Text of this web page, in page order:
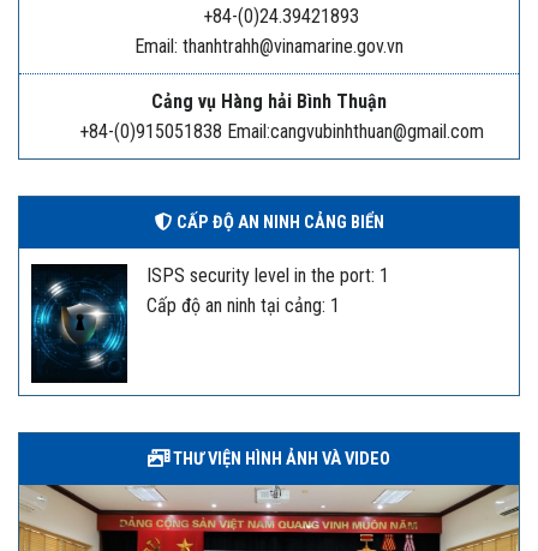
+84-(0)24.39421893
Email: thanhtrahh@vinamarine.gov.vn
Cảng vụ Hàng hải Bình Thuận
+84-(0)915051838 Email:cangvubinhthuan@gmail.com
CẤP ĐỘ AN NINH CẢNG BIỂN
ISPS security level in the port: 1
Cấp độ an ninh tại cảng: 1
THƯ VIỆN HÌNH ẢNH VÀ VIDEO